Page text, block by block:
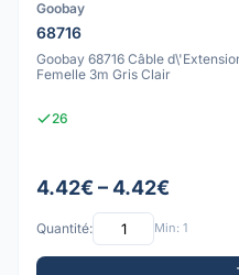
Goobay
68716
Goobay 68716 Câble
Femelle 3m Gris Clair
26
4.42€ – 4.42€
Quantité: Min: 1